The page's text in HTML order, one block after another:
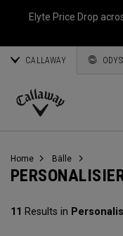
Elyte Price Drop
CALLAWAY
Callaway
Home Bälle
11 Results in